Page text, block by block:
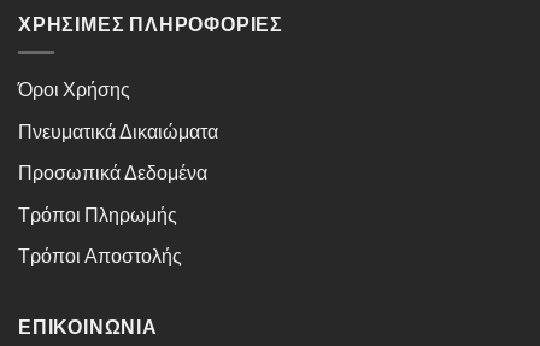
ΧΡΉΣΙΜΕΣ ΠΛΗΡΟΦΟΡΊΕΣ
Όροι Χρήσης
Πνευματικά Δικαιώματα
Προσωπικά Δεδομένα
Τρόποι Πληρωμής
Τρόποι Αποστολής
ΕΠΙΚΟΙΝΩΝΊΑ